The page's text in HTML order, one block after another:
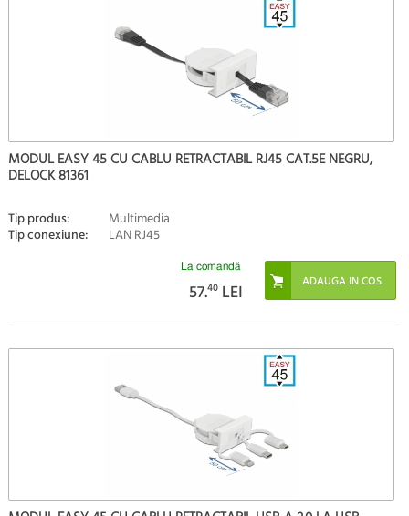
MODUL EASY 45 CU CABLU RETRACTABIL RJ45 CAT.5E NEGRU,
DELOCK 81361
Tip produs: Multimedia
Tip conexiune: LAN RJ45
La comandă
57.40 LEI